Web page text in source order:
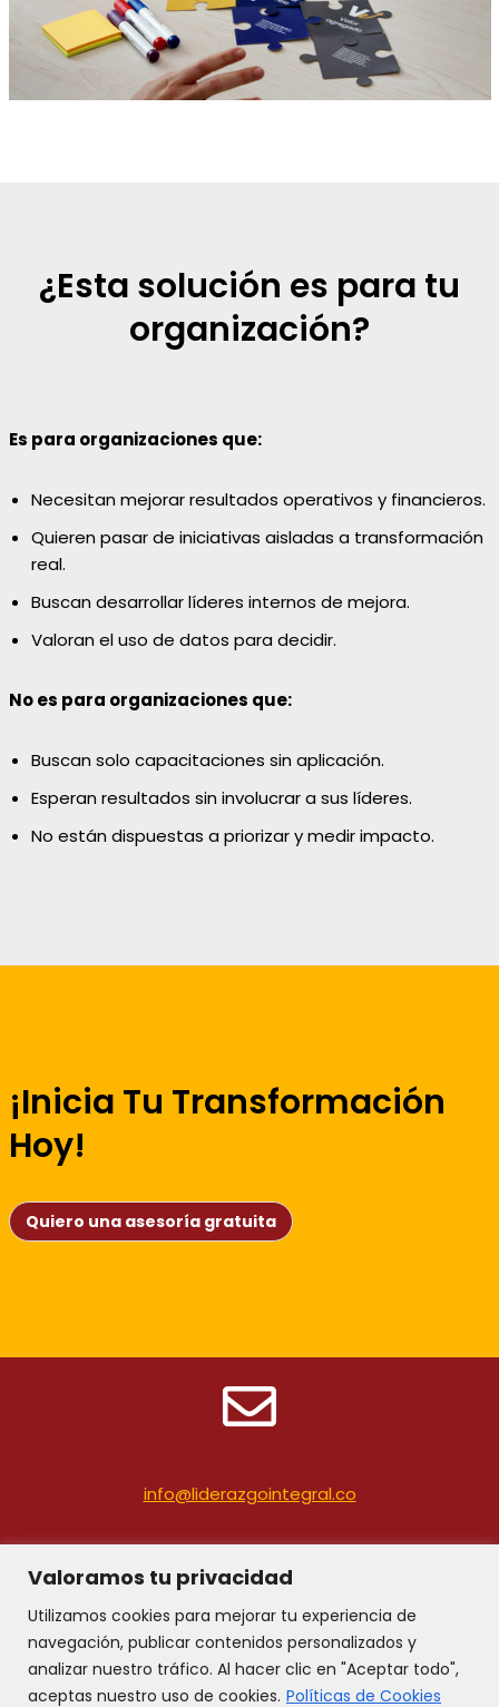
Valoramos tu privacidad
Utilizamos cookies para mejorar tu experiencia de
navegación, publicar contenidos personalizados y
analizar nuestro tráfico. Al hacer clic en "Aceptar todo",
aceptas nuestro uso de cookies. Políticas de Cookies
¿Esta solución es para tu
organización?
Es para organizaciones que:
Necesitan mejorar resultados operativos y financieros.
Quieren pasar de iniciativas aisladas a transformación
real.
Buscan desarrollar líderes internos de mejora.
Valoran el uso de datos para decidir.
No es para organizaciones que:
Buscan solo capacitaciones sin aplicación.
Esperan resultados sin involucrar a sus líderes.
No están dispuestas a priorizar y medir impacto.
¡Inicia Tu Transformación
Hoy!
Quiero una asesoría gratuita
info@liderazgointegral.co
(+57) 324 453 1105